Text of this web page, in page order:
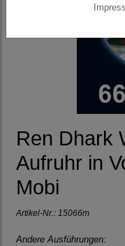
Ren Dhark
Aufruhr in
Mobi
Artikel-Nr.: 15066m
Andere Ausführungen: